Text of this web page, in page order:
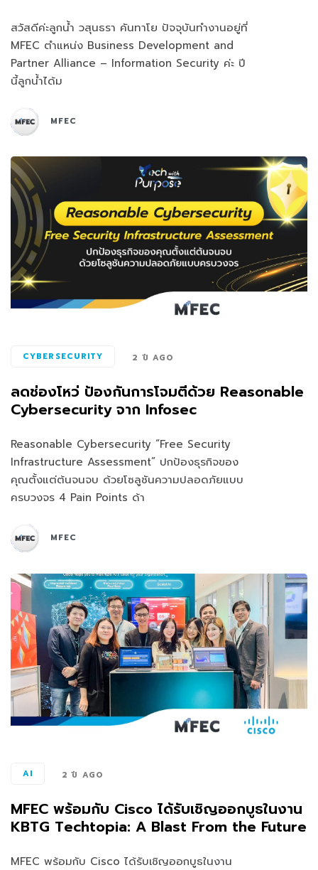
สวัสดีค่ะลูกน้ำ วสุนธรา คันทาโย ปัจจุบันทำงานอยู่ที่
MFEC ตำแหน่ง Business Development and
Partner Alliance – Information Security ค่ะ ปี
นี้ลูกน้ำได้ม
MFEC
CYBERSECURITY 2 ปี AGO
ลดช่องโหว่ ป้องกันการโจมตีด้วย Reasonable
Cybersecurity จาก Infosec
Reasonable Cybersecurity “Free Security
Infrastructure Assessment” ปกป้องธุรกิจของ
คุณตั้งแต่ต้นจนจบ ด้วยโซลูชันความปลอดภัยแบบ
ครบวงจร 4 Pain Points ด้า
MFEC
AI 2 ปี AGO
MFEC พร้อมกับ Cisco ได้รับเชิญออกบูธในงาน
KBTG Techtopia: A Blast From the Future
MFEC พร้อมกับ Cisco ได้รับเชิญออกบูธในงาน